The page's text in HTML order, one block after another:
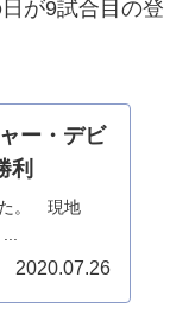
が9試合目の登
ー・デビ
利
た。 現地
2020.07.26